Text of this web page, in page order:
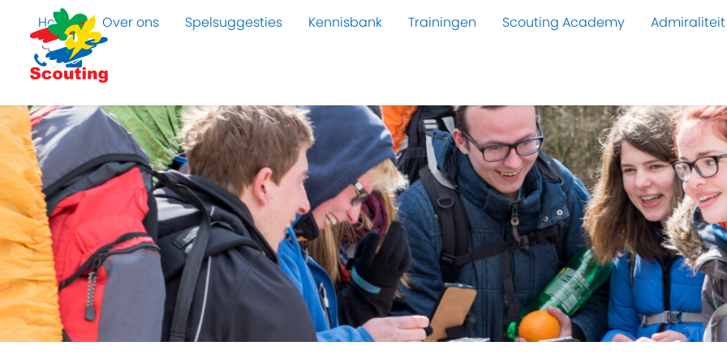
Home Over ons Spelsuggesties Kennisbank Trainingen Scouting Academy Admiraliteit